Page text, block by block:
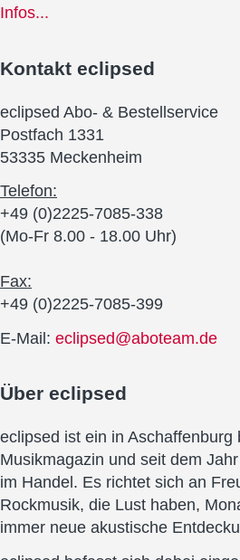
Infos...
Kontakt eclipsed
eclipsed Abo- & Bestellservice
Postfach 1331
53335 Meckenheim
Telefon:
+49 (0)2225-7085-338
(Mo-Fr 8.00 - 18.00 Uhr)
Fax:
+49 (0)2225-7085-399
E-Mail: eclipsed@aboteam.de
Über eclipsed
eclipsed ist ein in Aschaffenburg
Musikmagazin und seit dem
im Handel. Es richtet sich an
Rockmusik, die Lust haben,
immer neue akustische